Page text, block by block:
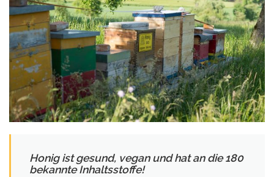
Honig ist gesund, vegan und hat an die 180
bekannte Inhaltsstoffe!